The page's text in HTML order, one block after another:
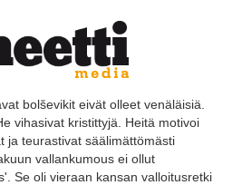
bolševikit eivät olleet venäläisiä.
vihasivat kristittyjä. Heitä motivoi
ja teurastivat säälimättömästi
vallankumous ei ollut
Se oli vieraan kansan valloitusretki